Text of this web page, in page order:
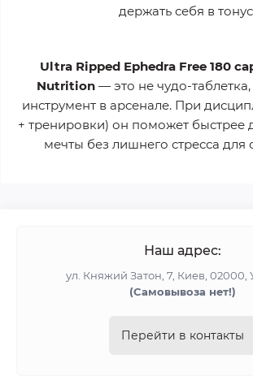
держать себя в
Ultra Ripped Ephedra Free 180
Nutrition— это не чудо-
инструмент в арсенале. При
+ тренировки) он поможет быстрее
мечты без лишнего стресса для
Наш адрес:
ул. Княжий Затон, 7, Киев, 02000,
(Cамовывоза нет!)
Перейти в контакты